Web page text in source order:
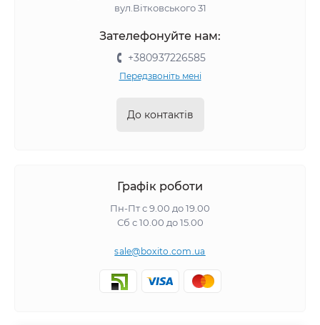
вул.Вітковського 31
Зателефонуйте нам:
+380937226585
Передзвоніть мені
До контактів
Графік роботи
Пн-Пт с 9.00 до 19.00
Сб с 10.00 до 15.00
sale@boxito.com.ua